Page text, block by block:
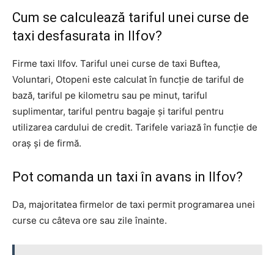
Cum se calculează tariful unei curse de
taxi desfasurata in Ilfov?
Firme taxi Ilfov. Tariful unei curse de taxi Buftea,
Voluntari, Otopeni este calculat în funcție de tariful de
bază, tariful pe kilometru sau pe minut, tariful
suplimentar, tariful pentru bagaje și tariful pentru
utilizarea cardului de credit. Tarifele variază în funcție de
oraș și de firmă.
Pot comanda un taxi în avans in Ilfov?
Da, majoritatea firmelor de taxi permit programarea unei
curse cu câteva ore sau zile înainte.